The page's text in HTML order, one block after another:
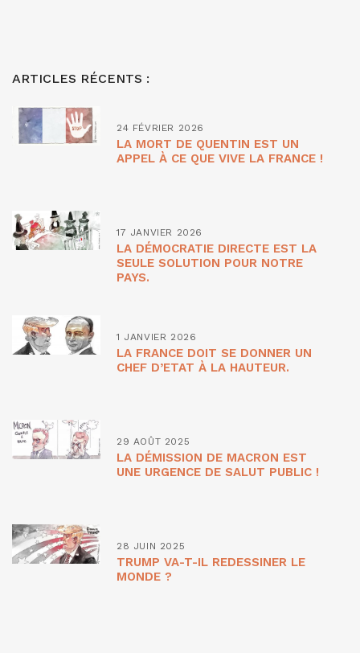
ARTICLES RÉCENTS :
24 FÉVRIER 2026
LA MORT DE QUENTIN EST UN
APPEL À CE QUE VIVE LA FRANCE !
17 JANVIER 2026
LA DÉMOCRATIE DIRECTE EST LA
SEULE SOLUTION POUR NOTRE
PAYS.
1 JANVIER 2026
LA FRANCE DOIT SE DONNER UN
CHEF D’ETAT À LA HAUTEUR.
29 AOÛT 2025
LA DÉMISSION DE MACRON EST
UNE URGENCE DE SALUT PUBLIC !
28 JUIN 2025
TRUMP VA-T-IL REDESSINER LE
MONDE ?